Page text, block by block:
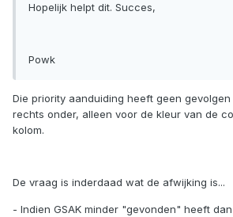
Hopelijk helpt dit. Succes,
Powk
Die priority aanduiding heeft geen
rechts onder, alleen voor de kleur van de
kolom.
De vraag is inderdaad wat de afwijking is...
- Indien GSAK minder "gevonden" heeft